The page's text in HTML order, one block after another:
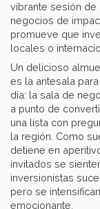
vibrante sesión de
negocios de
promueve que
locales o
Un delicioso
es la antesala
día: la sala de
a punto de
una lista con
la región. Como
detiene en
invitados se
inversionistas
pero se
emocionante.